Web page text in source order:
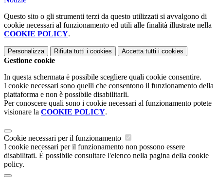
Questo sito o gli strumenti terzi da questo utilizzati si avvalgono di
cookie necessari al funzionamento ed utili alle finalità illustrate nella
COOKIE POLICY.
Personalizza Rifiuta tutti i cookies Accetta tutti i cookies
Gestione cookie
In questa schermata è possibile scegliere quali cookie consentire.
I cookie necessari sono quelli che consentono il funzionamento della
piattaforma e non è possibile disabilitarli.
Per conoscere quali sono i cookie necessari al funzionamento potete
visionare la COOKIE POLICY.
Cookie necessari per il funzionamento
I cookie necessari per il funzionamento non possono essere
disabilitati. È possibile consultare l'elenco nella pagina della cookie
policy.